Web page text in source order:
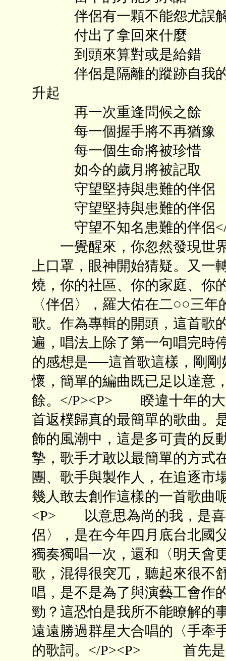
伴侶有一顆不能怨尤誤
付出了拿回來什麼
到頭來算對或是給錯
伴侶是隔離的蹤跡自我
升起
再一次重逢問候之餘
每一個握手將不再猶豫
每一個生命將被珍惜
如今的歲月將被記取
守望堅持與患難的伴侶
守望堅持與患難的伴侶
守望不知名患難的伴侶</
一覺醒來，你忽然發現世界
上口罩，眼神開始猜疑。又
燒，你的社區、你的家庭、
〈伴侶〉，羅大佑在二○○三
歌。作為專輯的開頭，這首歌
遍，唱法上除了第一句唱完時
的感想是──這首歌這樣，剛
懷，簡單的編曲既已足以達意
餘。</P><P> 睽違十年的大
首返樸歸真的最簡單的歌曲。
飾的風潮中，這是多可貴的反
摯，歌手才敢以最簡單的方式
團、歌手與製作人，在追逐市
幾人敢去創作這樣的一首歌曲
<P> 以意思為尚的我，是喜
侶〉，是在今年四月底台北國
獨奏獨唱一次，還和〈明天會
歌，混得很突兀，聽起來很不
唱，是不是為了與演藝工會作
勁？這恐怕是我所不能瞭解的
遠遠勝過群星大合唱的〈手
的歌詞。</P><P> 首先是